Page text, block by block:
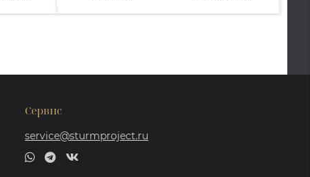
Сервис
service@sturmproject.ru